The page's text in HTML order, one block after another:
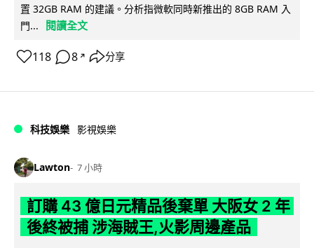
置 32GB RAM 的建議。分析指微軟同時新推出的 8GB RAM 入
門...
閱讀全文
118 8 ↗ 分享
科技娛樂 影視娛樂
Lawton 7 小時
訂購 43 億日元精品後棄單 大阪女 2 年
後終被捕 涉海賊王,火影周邊產品